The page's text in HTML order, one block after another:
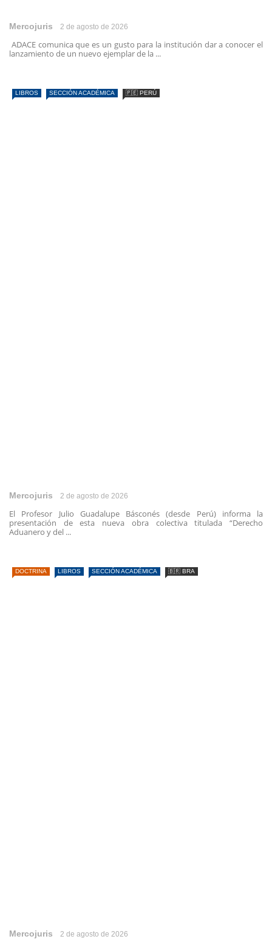
Mercojuris 2 de agosto de 2026
ADACE comunica que es un gusto para la institución dar a conocer el
lanzamiento de un nuevo ejemplar de la ...
LIBROS SECCIÓN ACADÉMICA 🇵🇪 PERÚ
Mercojuris 2 de agosto de 2026
El Profesor Julio Guadalupe Básconés (desde Perú) informa la
presentación de esta nueva obra colectiva titulada “Derecho
Aduanero y del ...
DOCTRINA LIBROS SECCIÓN ACADÉMICA 🇧🇷 BRA
Mercojuris 2 de agosto de 2026